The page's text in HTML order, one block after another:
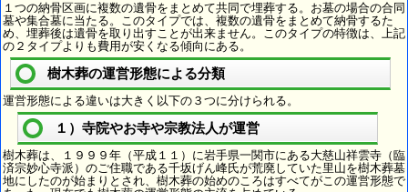
１つの納骨区画に複数の遺骨をまとめて共同で埋葬する。お墓の場合の合同
墓や集合墓に当たる。このタイプでは、複数の遺骨をまとめて納骨するた
め、埋葬後は遺骨を取り出すことが出来ません。このタイプの特徴は、上記
の２タイプよりも費用が安くなる傾向にある。
樹木葬の運営形態による分類
運営形態による違いは大きく以下の３つに分けられる。
１）寺院やお寺や宗教法人が運営
樹木葬は、１９９９年（平成１１）に岩手県一関市にある大慈山祥雲寺（臨
済宗妙心寺派）のご住職である千坂げん峰氏が荒廃していた里山を樹木葬墓
地にしたのが始まりとされ、樹木葬の始めのころはすべてがこの運営形態で